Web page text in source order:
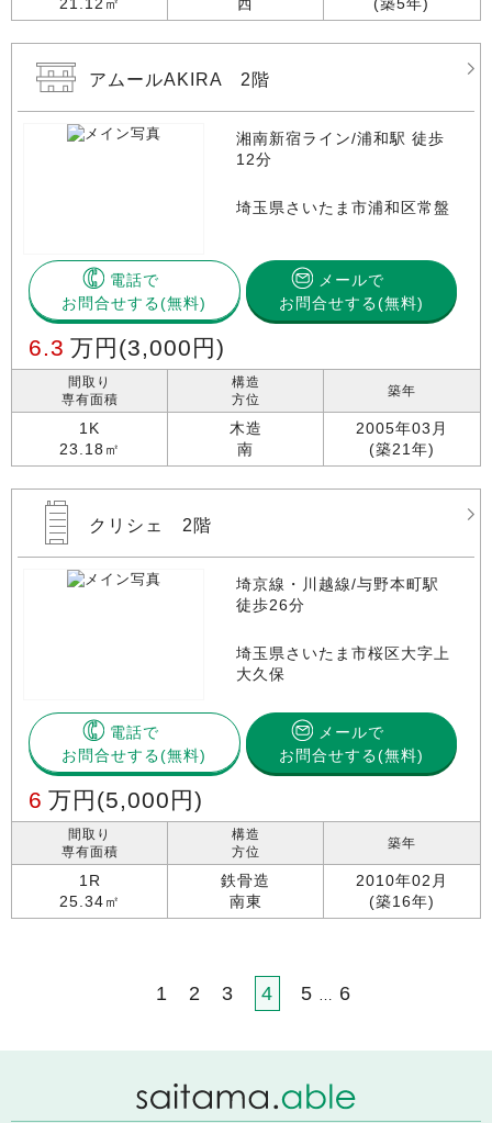
アムールAKIRA 2階
湘南新宿ライン/浦和駅 徒歩
12分
埼玉県さいたま市浦和区常盤
電話で
お問合せする
メールで
お問合せする(無料)
6.3 万円 (3,000円)
間取り
専有面積
1K
23.18㎡
構造
方位
木造
南
築年
2005年03月
(築21年)
クリシェ 2階
埼京線・川越線/与野本町駅
徒歩26分
埼玉県さいたま市桜区大字上
大久保
電話で
お問合せする
メールで
お問合せする(無料)
6 万円 (5,000円)
間取り
専有面積
1R
25.34㎡
構造
方位
鉄骨造
南東
築年
2010年02月
(築16年)
1 2 3 4 5 … 6